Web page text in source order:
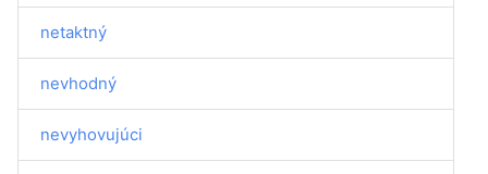
netaktný
nevhodný
nevyhovujúci